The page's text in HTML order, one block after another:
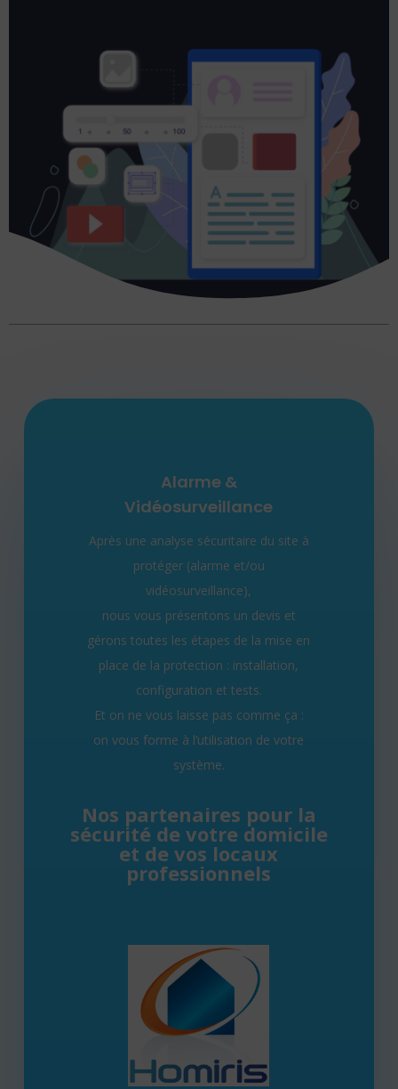
Alarme &
Vidéosurveillance
Après une analyse sécuritaire du site à
protéger (alarme et/ou
vidéosurveillance),
nous vous présentons un devis et
gérons toutes les étapes de la mise en
place de la protection : installation,
configuration et tests.
Et on ne vous laisse pas comme ça :
on vous forme à l’utilisation de votre
système.
Nos partenaires pour la
sécurité de votre domicile
et de vos locaux
professionnels